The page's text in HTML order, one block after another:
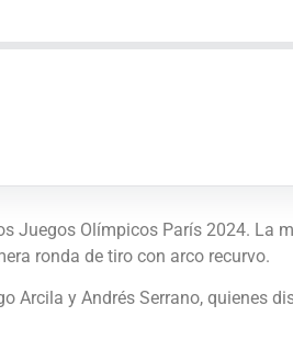
Juegos Olímpicos París 2024. La
ronda de tiro con arco recurvo.
Arcila y Andrés Serrano, quienes